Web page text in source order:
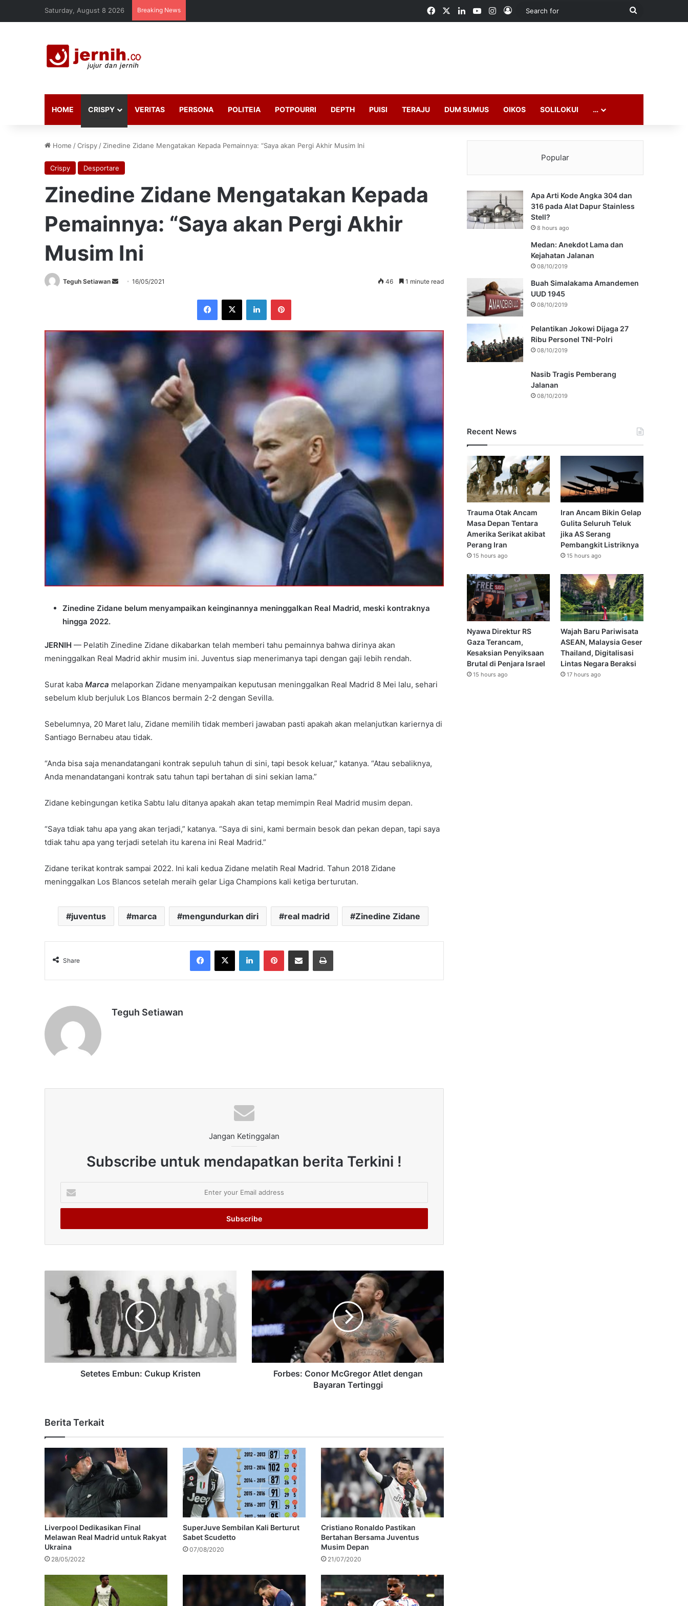
Saturday, August 8 2026 Breaking News FacebookLinkedInYouTubeInstagram
Log In
Search
HOME CRISPY VERITAS PERSONA POLITEIA POTPOURRI DEPTH PUISI TERAJU DUM SUMUS OIKOS SOLILOKUI …
Home /Crispy / Zinedine Zidane Mengatakan Kepada Pemainnya: “Saya akan Pergi Akhir Musim Ini
Crispy Desportare
Zinedine Zidane Mengatakan Kepada
Pemainnya: “Saya akan Pergi Akhir
Musim Ini
Teguh Setiawan
Send16/05/2021 46 1 minute read
Facebook
X LinkedInPinterest
Zinedine Zidane belum menyampaikan keinginannya meninggalkan Real Madrid, meski kontraknya
hingga 2022.
JERNIH — Pelatih Zinedine Zidane dikabarkan telah memberi tahu pemainnya bahwa dirinya akan
meninggalkan Real Madrid akhir musim ini. Juventus siap menerimanya tapi dengan gaji lebih rendah.
Surat kaba Marca melaporkan Zidane menyampaikan keputusan meninggalkan Real Madrid 8 Mei lalu, sehari
sebelum klub berjuluk Los Blancos bermain 2-2 dengan Sevilla.
Sebelumnya, 20 Maret lalu, Zidane memilih tidak memberi jawaban pasti apakah akan melanjutkan kariernya di
Santiago Bernabeu atau tidak.
“Anda bisa saja menandatangani kontrak sepuluh tahun di sini, tapi besok keluar,” katanya. “Atau sebaliknya,
Anda menandatangani kontrak satu tahun tapi bertahan di sini sekian lama.”
Zidane kebingungan ketika Sabtu lalu ditanya apakah akan tetap memimpin Real Madrid musim depan.
“Saya tdiak tahu apa yang akan terjadi,” katanya. “Saya di sini, kami bermain besok dan pekan depan, tapi saya
tdiak tahu apa yang terjadi setelah itu karena ini Real Madrid.”
Zidane terikat kontrak sampai 2022. Ini kali kedua Zidane melatih Real Madrid. Tahun 2018 Zidane
meninggalkan Los Blancos setelah meraih gelar Liga Champions kali ketiga berturutan.
juventus marca mengundurkan diri real madrid Zinedine Zidane
Share
Facebook
X LinkedInPinterestShare via Email Print
Teguh Setiawan
Jangan Ketinggalan
Subscribe untuk mendapatkan berita Terkini !
your
Email
Setetes Embun: Cukup Kristen
Forbes: Conor McGregor Atlet dengan
Bayaran Tertinggi
Berita Terkait
Liverpool Dedikasikan Final
Melawan Real Madrid untuk Rakyat
Ukraina
28/05/2022
SuperJuve Sembilan Kali Berturut
Sabet Scudetto
07/08/2020
Cristiano Ronaldo Pastikan
Bertahan Bersama Juventus
Musim Depan
21/07/2020
Popular
Apa Arti Kode Angka 304 dan
316 pada Alat Dapur Stainless
Stell?
8 hours ago
Medan: Anekdot Lama dan
Kejahatan Jalanan
08/10/2019
Buah Simalakama Amandemen
UUD 1945
08/10/2019
Pelantikan Jokowi Dijaga 27
Ribu Personel TNI-Polri
08/10/2019
Nasib Tragis Pemberang
Jalanan
08/10/2019
Recent News
Trauma Otak Ancam
Masa Depan Tentara
Amerika Serikat akibat
Perang Iran
15 hours ago
Iran Ancam Bikin Gelap
Gulita Seluruh Teluk
jika AS Serang
Pembangkit Listriknya
15 hours ago
Nyawa Direktur RS
Gaza Terancam,
Kesaksian Penyiksaan
Brutal di Penjara Israel
15 hours ago
Wajah Baru Pariwisata
ASEAN, Malaysia Geser
Thailand, Digitalisasi
Lintas Negara Beraksi
17 hours ago